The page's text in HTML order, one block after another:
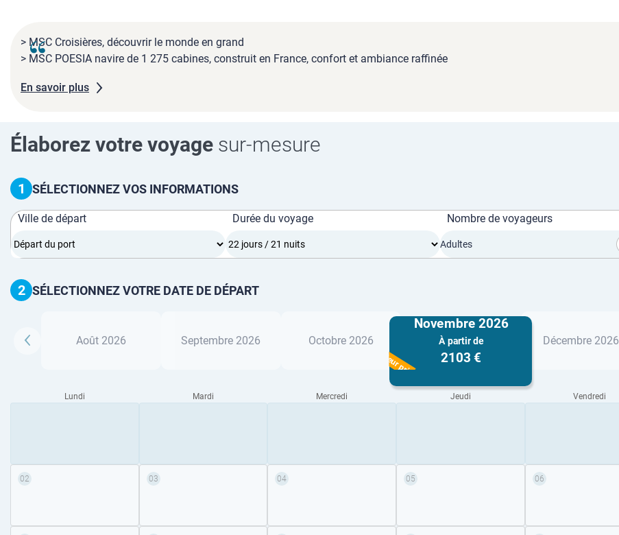
> MSC Croisières, découvrir le monde en grand
> MSC POESIA navire de 1 275 cabines, construit en France, confort et ambiance raffinée
En savoir plus
Élaborez votre voyage sur-mesure
1 SÉLECTIONNEZ VOS INFORMATIONS
Ville de départ Durée du voyage Nombre de voyageurs
Adultes
2 SÉLECTIONNEZ VOTRE DATE DE DÉPART
Août 2026 Septembre 2026 Octobre 2026
Novembre 2026
À partir de
2103 €
Meilleur prix
Décembre 2026
Lundi Mardi Mercredi Jeudi Vendredi
02 03 04 05 06